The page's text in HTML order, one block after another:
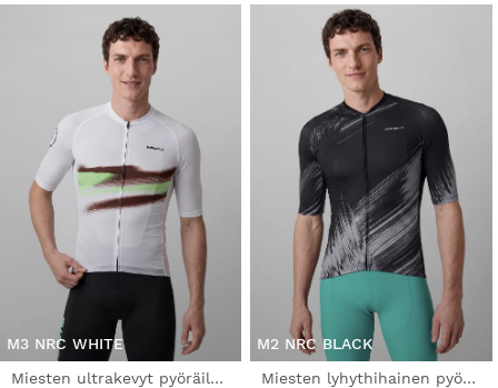
M3 NRC WHITE
Miesten ultrakevyt pyöräilypaita
M2 NRC BLACK
Miesten lyhythihainen pyöräilypaita